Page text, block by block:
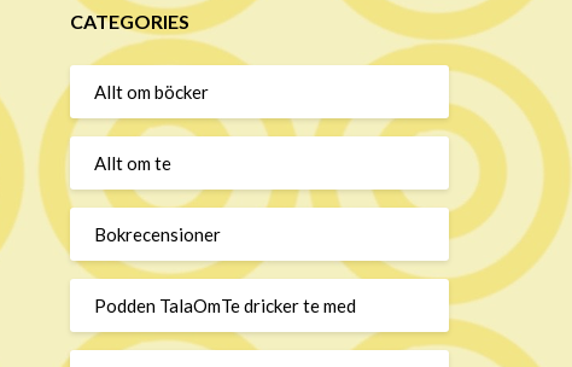
CATEGORIES
Allt om böcker
Allt om te
Bokrecensioner
Podden TalaOmTe dricker te med